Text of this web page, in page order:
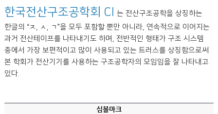
한국전산구조공학회 CI
는 전산구조공학을 상징하는
한글의 “ㅈ, ㅅ, ㄱ”을 모두 포함할 뿐만 아니라, 연속적으로 이어지는
과거 전산테이프를 나타내기도 하며, 전반적인 형태가 구조 시스템
중에서 가장 보편적이고 많이 사용되고 있는 트러스를 상징함으로써
본 학회가 전산기기를 사용하는 구조공학자의 모임임을 잘 나타내고
있다.
심볼마크